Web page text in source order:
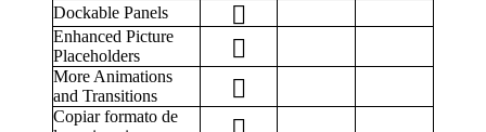
Dockable Panels
Enhanced Picture
Placeholders
More Animations
and Transitions
Copiar formato de